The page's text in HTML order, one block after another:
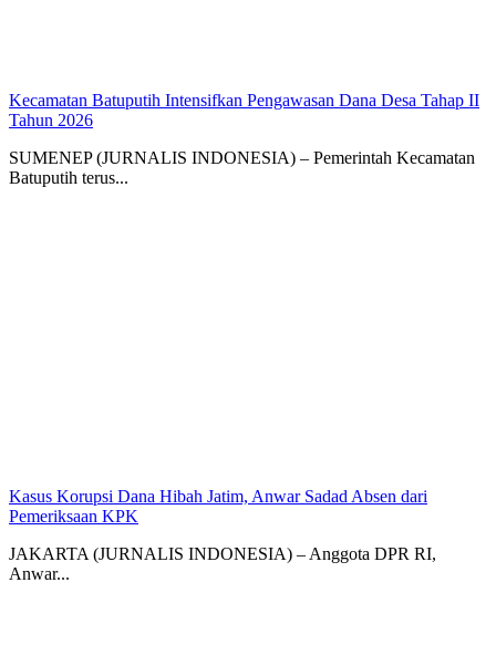
Kecamatan Batuputih Intensifkan Pengawasan Dana Desa Tahap II
Tahun 2026
SUMENEP (JURNALIS INDONESIA) – Pemerintah Kecamatan
Batuputih terus...
Kasus Korupsi Dana Hibah Jatim, Anwar Sadad Absen dari
Pemeriksaan KPK
JAKARTA (JURNALIS INDONESIA) – Anggota DPR RI,
Anwar...